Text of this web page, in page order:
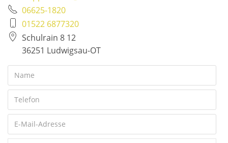
06625-1820
01522 6877320
Schulrain 8 12
36251 Ludwigsau-OT